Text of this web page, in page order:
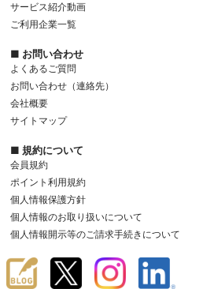
サービス紹介動画
ご利用企業一覧
■ お問い合わせ
よくあるご質問
お問い合わせ（連絡先）
会社概要
サイトマップ
■ 規約について
会員規約
ポイント利用規約
個人情報保護方針
個人情報のお取り扱いについて
個人情報開示等のご請求手続きについて